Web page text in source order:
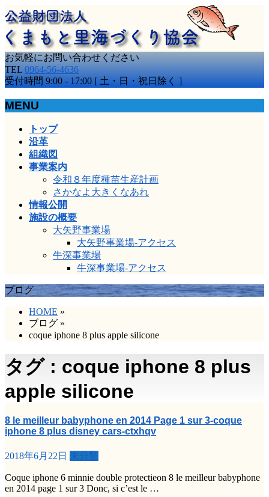
お気軽にお問い合わせください
TEL 0964-56-4636
受付時間 9:00 - 17:00 [ 土・日・祝日除く ]
MENU
トップ
沿革
組織図
事業案内
令和８年度種苗生産計画
さかなよ大きくなあれ
情報公開
施設の概要
大矢野事業場
大矢野事業場-アクセス
牛深事業場
牛深事業場-アクセス
ブログ
HOME »
ブログ »
coque iphone 8 plus apple silicone
タグ : coque iphone 8 plus
apple silicone
8 le meilleur babyphone en 2014 Page 1 sur 3-coque
iphone 8 plus disney cars-ctxhqv
2018年6月22日 未分類
Coque iphone 6 minnie double protectieon 8 le meilleur babyphone
en 2014 page 1 sur 3 Donc, si c’est le …